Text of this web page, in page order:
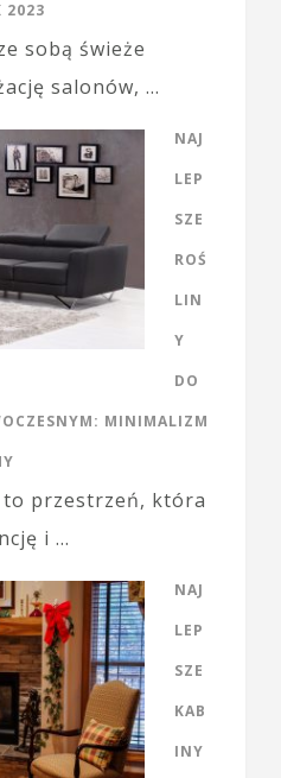
2023
sobą świeże
salonów, …
NAJ
LEP
SZE
ROŚ
LIN
Y
DO
MINIMALIZM
przestrzeń, która
i …
NAJ
LEP
SZE
KAB
INY